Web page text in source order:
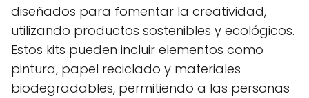
diseñados para fomentar la creatividad,
utilizando productos sostenibles y ecológicos.
Estos kits pueden incluir elementos como
pintura, papel reciclado y materiales
biodegradables, permitiendo a las personas